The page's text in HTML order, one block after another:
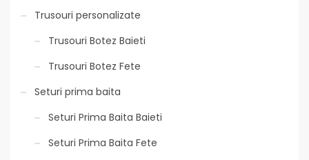
Trusouri personalizate
Trusouri Botez Baieti
Trusouri Botez Fete
Seturi prima baita
Seturi Prima Baita Baieti
Seturi Prima Baita Fete